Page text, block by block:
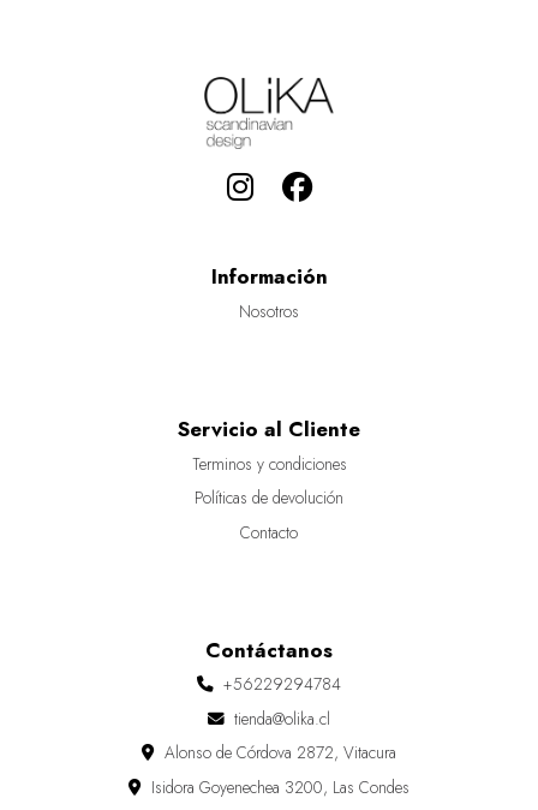
Información
Nosotros
Servicio al Cliente
Terminos y condiciones
Políticas de devolución
Contacto
Contáctanos
+56229294784
tienda@olika.cl
Alonso de Córdova 2872, Vitacura
Isidora Goyenechea 3200, Las Condes